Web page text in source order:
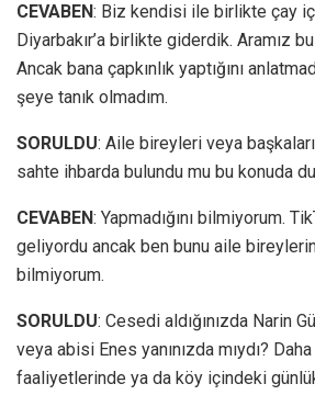
CEVABEN: Biz kendisi ile birlikte çay
Diyarbakır’a birlikte giderdik. Aramız
Ancak bana çapkınlık yaptığını
şeye tanık olmadım.
SORULDU: Aile bireyleri veya
sahte ihbarda bulundu mu bu konuda
CEVABEN: Yapmadığını bilmiyorum.
geliyordu ancak ben bunu aile
bilmiyorum.
SORULDU: Cesedi aldığınızda Narin
veya abisi Enes yanınızda mıydı?
faaliyetlerinde ya da köy içindeki